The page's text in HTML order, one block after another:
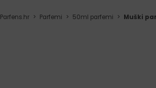
Parfens.hr > Parfemi > 50ml parfemi > Muški